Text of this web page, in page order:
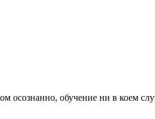
осознанно, обучение ни в коем